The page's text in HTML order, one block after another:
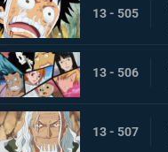
13 - 505
13 - 506
13 - 507